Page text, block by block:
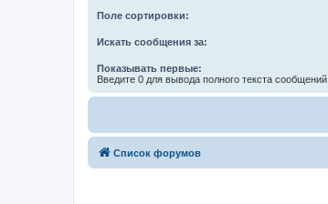
Поле сортировки:
Искать сообщения за:
Показывать первые:
Введите 0 для вывода полного текста сообщений.
Список форумов